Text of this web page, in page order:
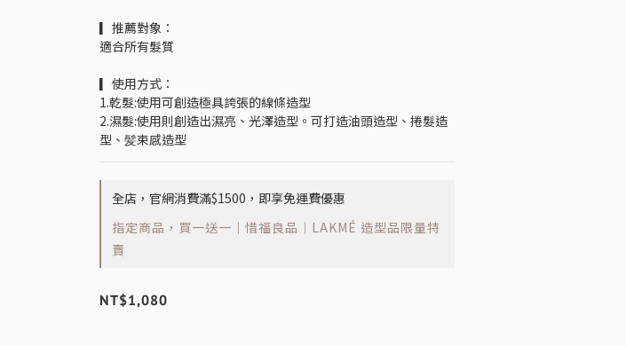
▎推薦對象：
適合所有髮質
▎使用方式：
1.乾髮:使用可創造極具誇張的線條造型
2.濕髮:使用則創造出濕亮、光澤造型。可打造油頭造型、捲髮造
型、髪束感造型
全店，官網消費滿$1500，即享免運費優惠
指定商品，買一送一｜惜福良品｜LAKMÉ 造型品限量特
賣
NT$1,080